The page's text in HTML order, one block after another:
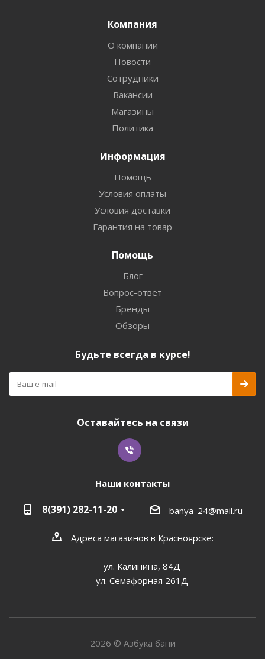
Компания
О компании
Новости
Сотрудники
Вакансии
Магазины
Политика
Информация
Помощь
Условия оплаты
Условия доставки
Гарантия на товар
Помощь
Блог
Вопрос-ответ
Бренды
Обзоры
Будьте всегда в курсе!
Оставайтесь на связи
Наши контакты
8(391) 282-11-20 banya_24@mail.ru
Адреса магазинов в Красноярске:
ул. Калинина, 84Д
ул. Семафорная 261Д
2026 © Азбука бани